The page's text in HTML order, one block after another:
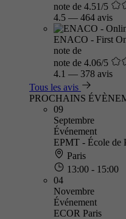
note de 4.51/5
4.5 — 464 avis
ENACO - First
note de
note de 4.06/5
4.1 — 378 avis
Tous les avis
PROCHAINS
09
Septembre
Événement
EPMT - École de
Paris
13:00 - 15:00
04
Novembre
Événement
ECOR Paris